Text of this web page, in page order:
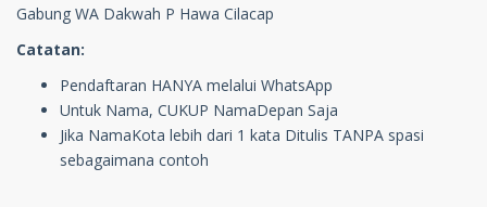
Gabung WA Dakwah P Hawa Cilacap
Catatan:
Pendaftaran HANYA melalui WhatsApp
Untuk Nama, CUKUP NamaDepan Saja
Jika NamaKota lebih dari 1 kata Ditulis TANPA spasi
sebagaimana contoh